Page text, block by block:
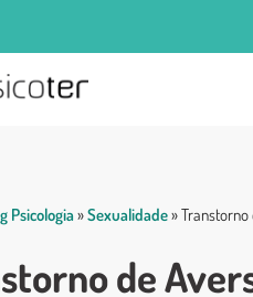
José Inácio, 250 Sala 102 Centro - Porto
Psicologia»Sexualidade»Transtorno
de